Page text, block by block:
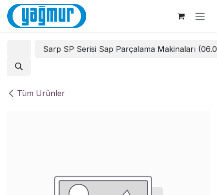
İçereği Atla
Tüm Ürünler
Sarp SP Serisi Sap Parçalama Makinaları